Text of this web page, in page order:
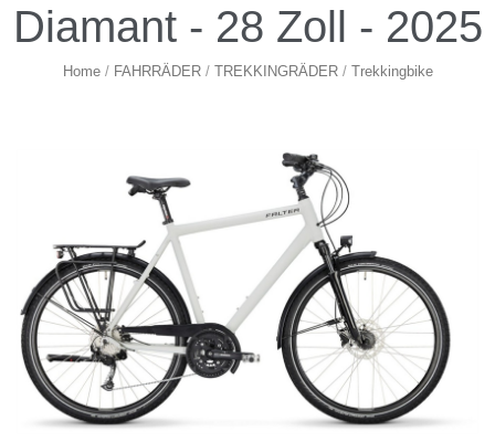
Diamant - 28 Zoll - 2025
Home/ FAHRRÄDER/ TREKKINGRÄDER/ Trekkingbike